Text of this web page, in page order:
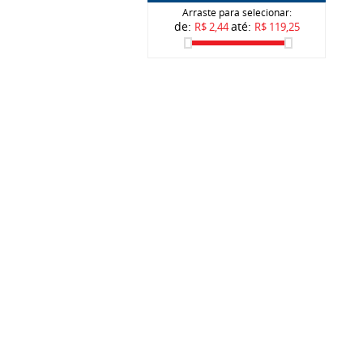
Arraste para selecionar:
de: R$ 2,44até: R$ 119,25